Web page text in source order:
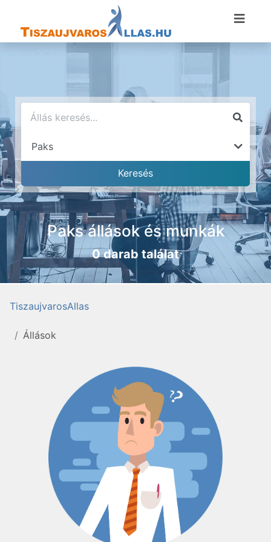
Paks állások és munkák
0 darab találat
TiszaujvarosAllas
Állások